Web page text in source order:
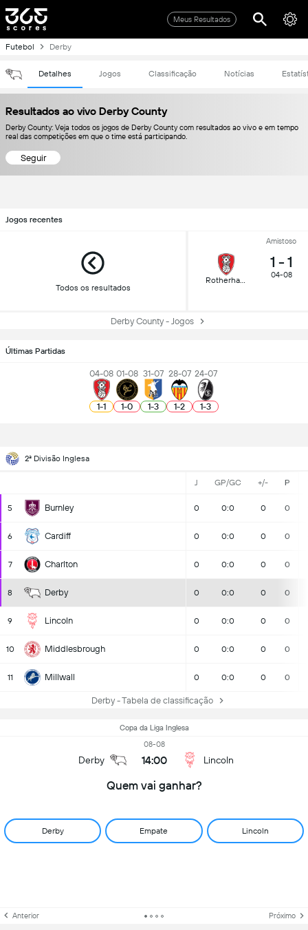
Meus Resultados
Futebol Derby
Detalhes Jogos Classificação Notícias
Resultados ao vivo Derby County
Derby County: Veja todos os jogos de Derby County com resultados ao vivo e em tempo
real das competições em que o time está participando.
Seguir
Jogos recentes
Todos os resultados
Amistoso
Rotherham
1 - 1
04-08
Derby County - Jogos
Últimas Partidas
04-08
1-1
01-08
1-0
31-07
1-3
28-07
1-2
24-07
1-3
2ª Divisão Inglesa
J GP/GC +/- P
5 Burnley 0 0:0 0 0
6 Cardiff 0 0:0 0 0
7 Charlton 0 0:0 0 0
8 Derby 0 0:0 0 0
9 Lincoln 0 0:0 0 0
10 Middlesbrough 0 0:0 0 0
11 Millwall 0 0:0 0 0
Derby - Tabela de classificação
Copa da Liga Inglesa
Derby
08-08
14:00 Lincoln
Quem vai ganhar?
Derby Empate Lincoln
Anterior Próximo